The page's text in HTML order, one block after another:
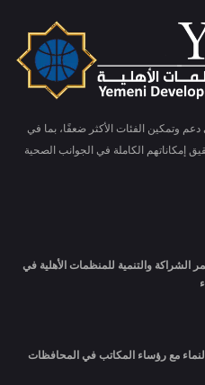
وتمكين الفئات الأكثر ضعفًا، بما في
إمكاناتهم الكاملة في الجوانب الصحية
الشراكة والتنمية للمنظمات الأهلية في
مع رؤساء المكاتب في المحافظات